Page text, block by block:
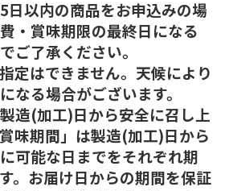
以内の商品をお申込みの場
・賞味期限の最終日になる
ご了承ください。
定はできません。天候により
なる場合がございます。
造(加工)日から安全に召し上
味期間」は製造(加工)日から
可能な日までをそれぞれ期
。お届け日からの期間を保証